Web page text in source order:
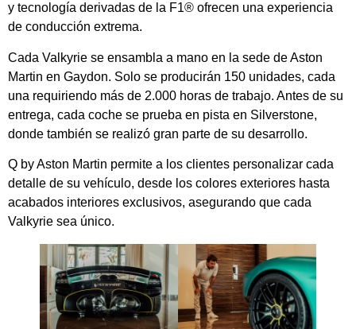
y tecnología derivadas de la F1® ofrecen una experiencia
de conducción extrema.
Cada Valkyrie se ensambla a mano en la sede de Aston
Martin en Gaydon. Solo se producirán 150 unidades, cada
una requiriendo más de 2.000 horas de trabajo. Antes de su
entrega, cada coche se prueba en pista en Silverstone,
donde también se realizó gran parte de su desarrollo.
Q by Aston Martin permite a los clientes personalizar cada
detalle de su vehículo, desde los colores exteriores hasta
acabados interiores exclusivos, asegurando que cada
Valkyrie sea único.